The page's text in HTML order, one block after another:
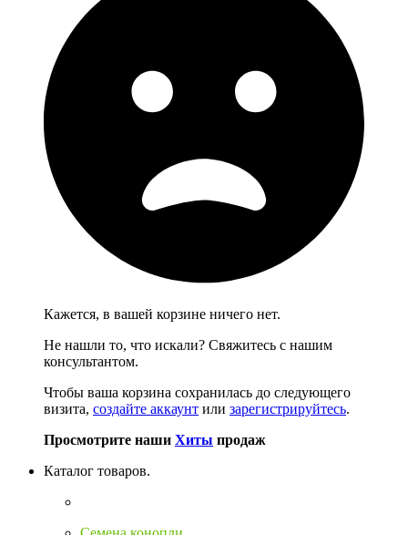
Кажется, в вашей корзине ничего нет.
Не нашли то, что искали? Свяжитесь с нашим
консультантом.
Чтобы ваша корзина сохранилась до следующего
визита, создайте аккаунт или зарегистрируйтесь.
Просмотрите наши Хиты продаж
Каталог товаров.